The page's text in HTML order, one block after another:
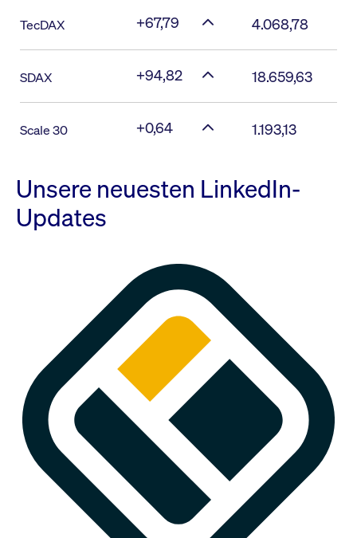
TecDAX +67,79 4.068,78
SDAX +94,82 18.659,63
Scale 30 +0,64 1.193,13
Unsere neuesten LinkedIn-
Updates